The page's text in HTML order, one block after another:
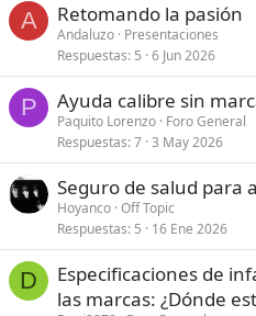
A Retomando la pasión
Andaluzo Presentaciones
Respuestas 5 6 Jun 2026
P Ayuda calibre sin
Paquito Lorenzo Foro General
Respuestas 7 3 May 2026
Seguro de salud para
Hoyanco Off Topic
Respuestas 5 16 Ene 2026
D
Especificaciones de
las marcas: ¿Dónde